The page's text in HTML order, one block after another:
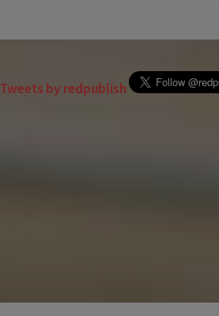
Tweets by redpublish